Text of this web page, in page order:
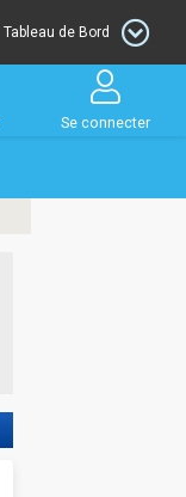
Tableau de Bord
Se connecter